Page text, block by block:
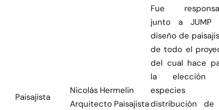
Paisajista
Nicolás Hermelin
Arquitecto Paisajista
Fue
junto a JUMP
diseño de
de todo el
del cual hace
la elección
distribución de